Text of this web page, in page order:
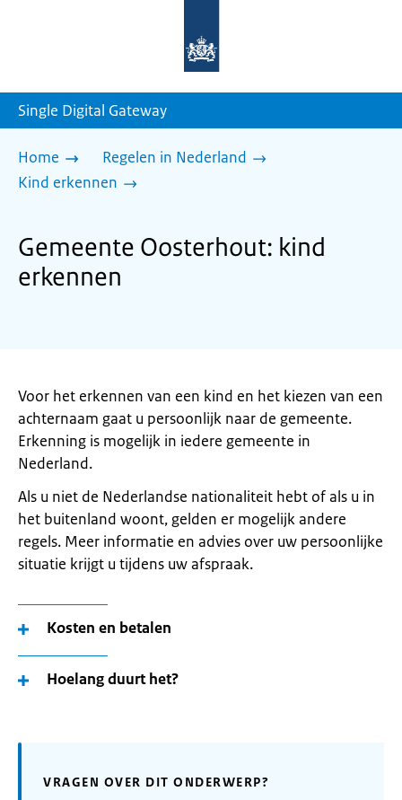
homepage
Single Digital Gateway
Home
Regelen in Nederland
Kind erkennen
Gemeente Oosterhout: kind
erkennen
Voor het erkennen van een kind en het kiezen van een
achternaam gaat u persoonlijk naar de gemeente.
Erkenning is mogelijk in iedere gemeente in
Nederland.
Als u niet de Nederlandse nationaliteit hebt of als u in
het buitenland woont, gelden er mogelijk andere
regels. Meer informatie en advies over uw persoonlijke
situatie krijgt u tijdens uw afspraak.
Kosten en betalen
Hoelang duurt het?
VRAGEN OVER DIT ONDERWERP?